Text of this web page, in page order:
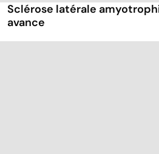
Sclérose latérale
avance